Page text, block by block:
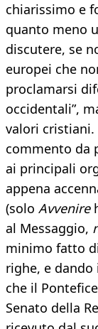
chiarissimo e
quanto meno
discutere, se
europei che
proclamarsi
occidentali”,
valori
commento da
ai principali
appena
(solo Avvenire
al Messaggio,
minimo fatto
righe, e
che il
Senato della